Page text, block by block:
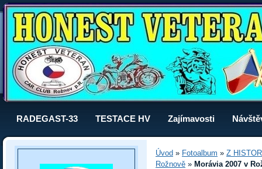
RADEGAST-33 TESTACE HV Zajímavosti
Úvod » Fotoalbum » Z
Rožnově » Morávia 2007 v